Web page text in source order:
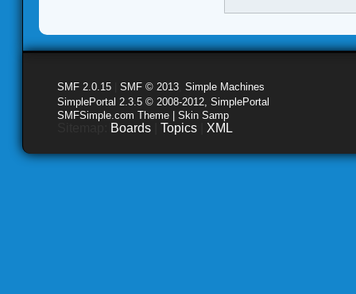
SMF 2.0.15 SMF © 2013 Simple Machines
SimplePortal 2.3.5 © 2008-2012, SimplePortal
SMFSimple.com Theme | Skin Samp
Boards Topics XML